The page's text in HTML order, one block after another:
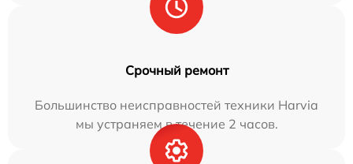
Срочный ремонт
Большинство неисправностей техники Harvia
мы устраняем в течение 2 часов.